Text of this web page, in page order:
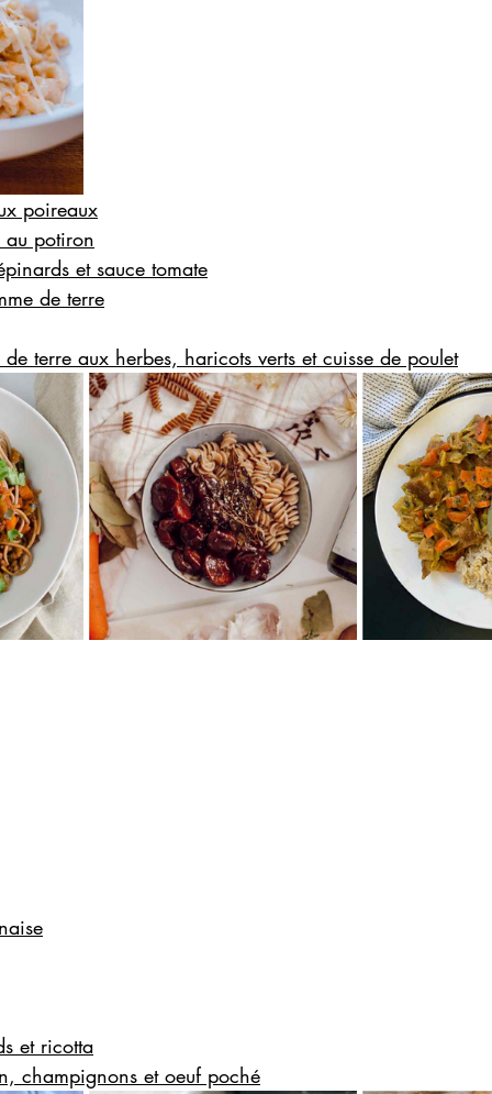
poireaux
au potiron
et sauce tomate
de terre
terre aux herbes, haricots verts et cuisse de poulet
et ricotta
champignons et oeuf poché